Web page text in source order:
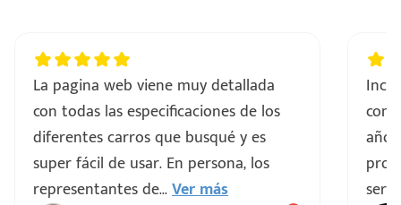
La pagina web viene muy detallada
con todas las especificaciones de los
diferentes carros que busqué y es
super fácil de usar. En persona, los
representantes de...Ver más